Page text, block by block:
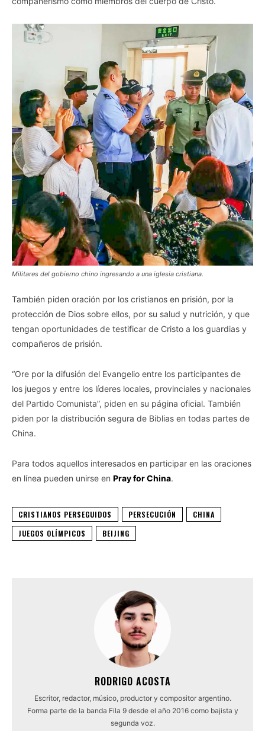
Militares del gobierno chino ingresando a una iglesia cristiana.
También piden oración por los cristianos en prisión, por la
protección de Dios sobre ellos, por su salud y nutrición, y que
tengan oportunidades de testificar de Cristo a los guardias y
compañeros de prisión.
“Ore por la difusión del Evangelio entre los participantes de
los juegos y entre los líderes locales, provinciales y nacionales
del Partido Comunista”, piden en su página oficial. También
piden por la distribución segura de Biblias en todas partes de
China.
Para todos aquellos interesados ​​en participar en las oraciones
en línea pueden unirse en Pray for China.
CRISTIANOS PERSEGUIDOS PERSECUCIÓN
CHINA
JUEGOS OLÍMPICOS
BEIJING
RODRIGO ACOSTA
Escritor, redactor, músico, productor y compositor argentino.
Forma parte de la banda Fila 9 desde el año 2016 como bajista y
segunda voz.